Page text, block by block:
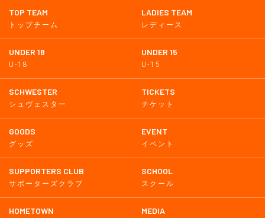
TOP TEAM
トップチーム
LADIES TEAM
レディース
UNDER 18
U-18
UNDER 15
U-15
SCHWESTER
シュヴェスター
TICKETS
チケット
GOODS
グッズ
EVENT
イベント
SUPPORTERS CLUB
サポーターズクラブ
SCHOOL
スクール
HOMETOWN MEDIA